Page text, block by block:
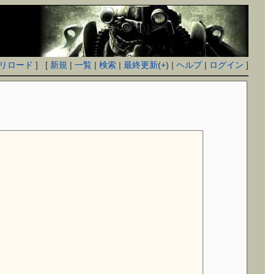
リロード ] [ 新規 |一覧 |検索 |最終更新(+) |ヘルプ| ログイン ]